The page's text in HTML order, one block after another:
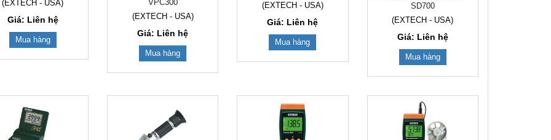
(EXTECH - USA)
Giá: Liên hệ
Mua hàng
VPC300
(EXTECH - USA)
Giá: Liên hệ
Mua hàng
(EXTECH - USA)
Giá: Liên hệ
Mua hàng
SD700
(EXTECH - USA)
Giá: Liên hệ
Mua hàng